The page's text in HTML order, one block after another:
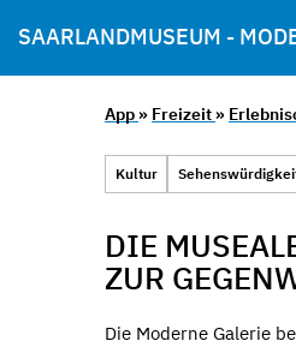
SAARLANDMUSEUM -
App » Freizeit »
Kultur
DIE
ZUR
Die Moderne Galerie